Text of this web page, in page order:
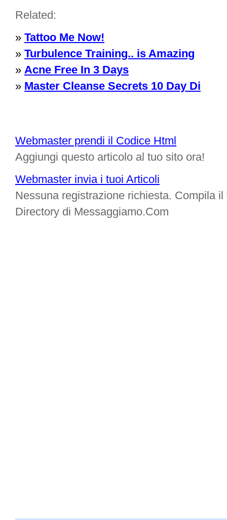
Related:
» Tattoo Me Now!
» Turbulence Training.. is Amazing
» Acne Free In 3 Days
» Master Cleanse Secrets 10 Day Di
Webmaster prendi il Codice Html
Aggiungi questo articolo al tuo sito ora!
Webmaster invia i tuoi Articoli
Nessuna registrazione richiesta. Compila
Directory di Messaggiamo.Com